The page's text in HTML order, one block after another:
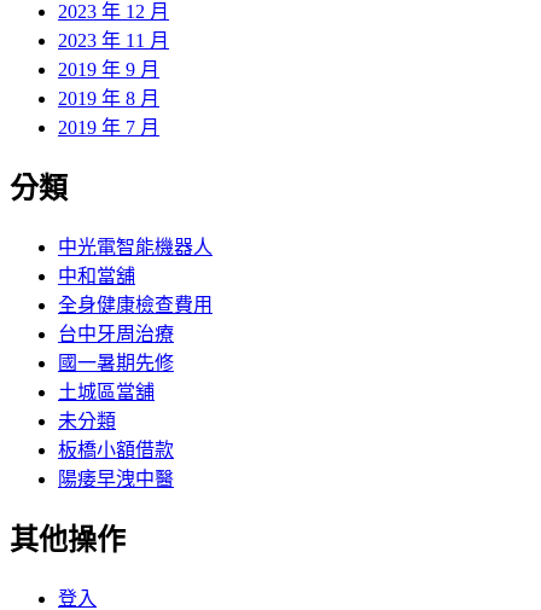
2023 年 12 月
2023 年 11 月
2019 年 9 月
2019 年 8 月
2019 年 7 月
分類
中光電智能機器人
中和當舖
全身健康檢查費用
台中牙周治療
國一暑期先修
土城區當舖
未分類
板橋小額借款
陽痿早洩中醫
其他操作
登入